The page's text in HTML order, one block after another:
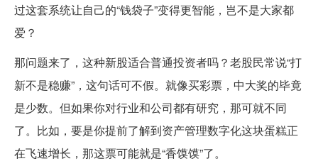
过这套系统让自己的“钱袋子”变得更智能，岂不是大家都
爱？
那问题来了，这种新股适合普通投资者吗？老股民常说“打
新不是稳赚”，这句话可不假。就像买彩票，中大奖的毕竟
是少数。但如果你对行业和公司都有研究，那可就不同
了。比如，要是你提前了解到资产管理数字化这块蛋糕正
在飞速增长，那这票可能就是“香馍馍”了。